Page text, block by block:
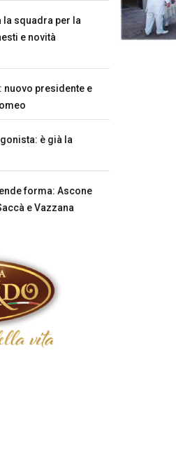
la squadra per la
e novità
nuovo presidente e
è già la
forma: Ascone
e Vazzana